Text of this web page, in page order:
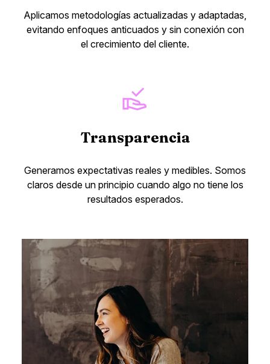
Aplicamos metodologías actualizadas y adaptadas,
evitando enfoques anticuados y sin conexión con
el crecimiento del cliente.
Transparencia
Generamos expectativas reales y medibles. Somos
claros desde un principio cuando algo no tiene los
resultados esperados.